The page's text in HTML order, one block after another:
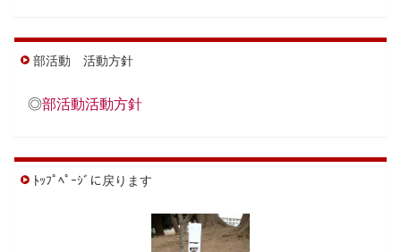
部活動 活動方針
◎部活動活動方針
ﾄｯﾌﾟﾍﾟｰｼﾞに戻ります